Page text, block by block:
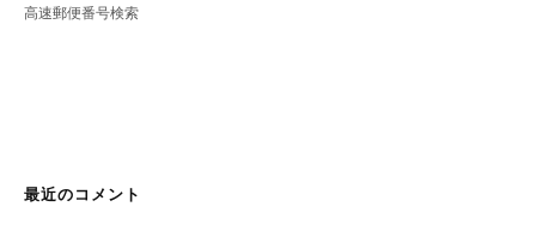
高速郵便番号検索
最近のコメント